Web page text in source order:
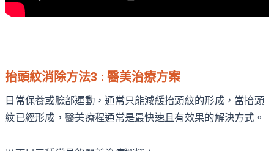
抬頭紋消除方法3 : 醫美治療方案
日常保養或臉部運動，通常只能減緩抬頭紋的形成，當抬頭
紋已經形成，醫美療程通常是最快速且有效果的解決方式。